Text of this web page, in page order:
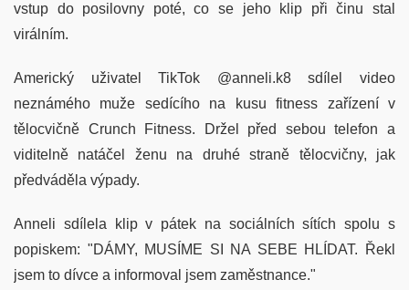
vstup do posilovny poté, co se jeho klip při činu stal
virálním.
Americký uživatel TikTok @anneli.k8 sdílel video
neznámého muže sedícího na kusu fitness zařízení v
tělocvičně Crunch Fitness. Držel před sebou telefon a
viditelně natáčel ženu na druhé straně tělocvičny, jak
předváděla výpady.
Anneli sdílela klip v pátek na sociálních sítích spolu s
popiskem: "DÁMY, MUSÍME SI NA SEBE HLÍDAT. Řekl
jsem to dívce a informoval jsem zaměstnance."